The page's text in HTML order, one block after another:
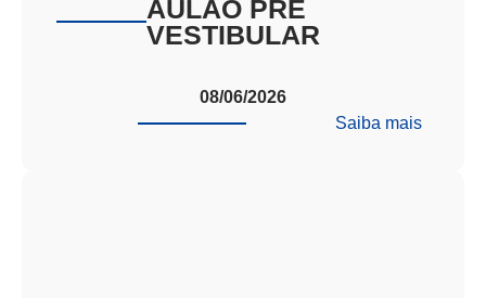
AULÃO PRÉ
VESTIBULAR
08/06/2026
Saiba mais: